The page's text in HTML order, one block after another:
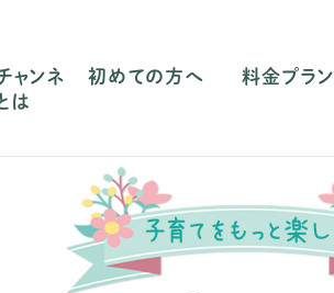
ャンネ
は
初めての方へ 料金プラン